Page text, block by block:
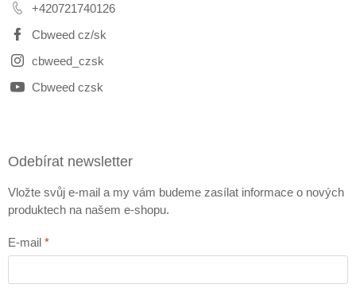
+420721740126
Cbweed cz/sk
cbweed_czsk
Cbweed czsk
Odebírat newsletter
Vložte svůj e-mail a my vám budeme zasílat informace o nových
produktech na našem e-shopu.
E-mail